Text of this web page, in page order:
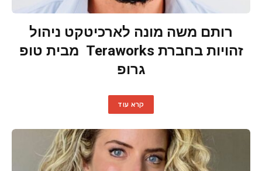
רותם משה מונה לארכיטקט ניהול
זהויות בחברת Teraworks מבית טופ
גרופ
קרא עוד